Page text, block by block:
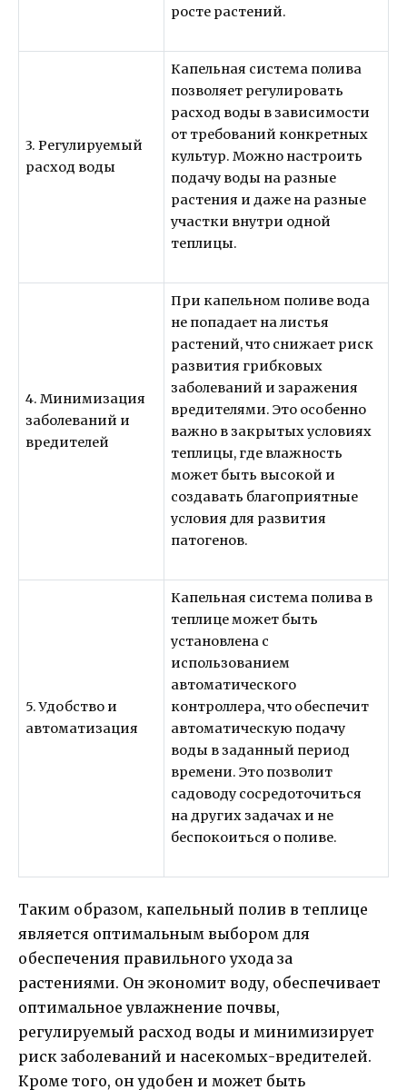
росте растений.
3. Регулируемый
расход воды
Капельная система полива
позволяет регулировать
расход воды в зависимости
от требований конкретных
культур. Можно настроить
подачу воды на разные
растения и даже на разные
участки внутри одной
теплицы.
4. Минимизация
заболеваний и
вредителей
При капельном поливе вода
не попадает на листья
растений, что снижает риск
развития грибковых
заболеваний и заражения
вредителями. Это особенно
важно в закрытых условиях
теплицы, где влажность
может быть высокой и
создавать благоприятные
условия для развития
патогенов.
5. Удобство и
автоматизация
Капельная система полива в
теплице может быть
установлена с
использованием
автоматического
контроллера, что обеспечит
автоматическую подачу
воды в заданный период
времени. Это позволит
садоводу сосредоточиться
на других задачах и не
беспокоиться о поливе.
Таким образом, капельный полив в теплице
является оптимальным выбором для
обеспечения правильного ухода за
растениями. Он экономит воду, обеспечивает
оптимальное увлажнение почвы,
регулируемый расход воды и минимизирует
риск заболеваний и насекомых-вредителей.
Кроме того, он удобен и может быть